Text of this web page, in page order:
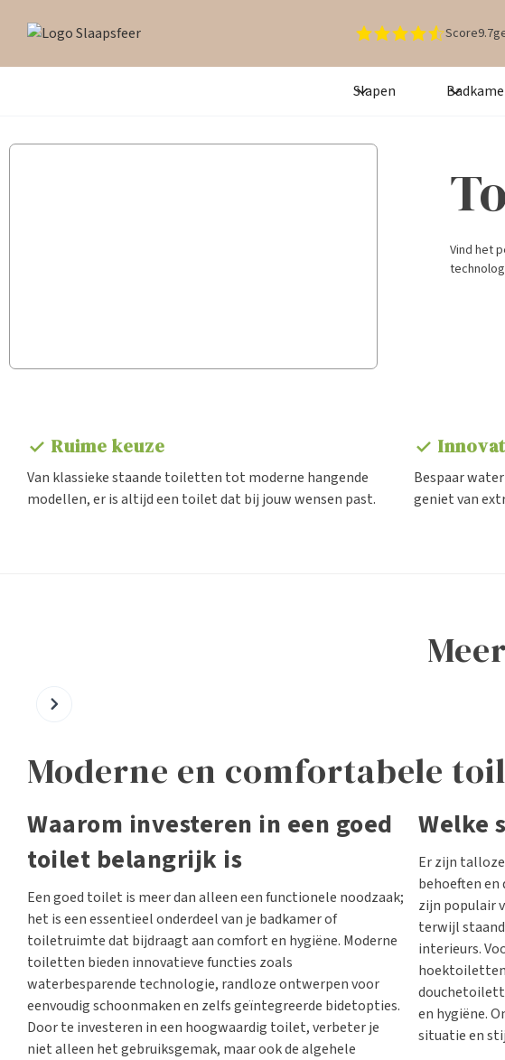
Score9.7
Slapen
Vind het
check Ruime keuze
Van klassieke staande toiletten tot moderne hangende
modellen, er is altijd een toilet dat bij jouw wensen past.
check
Bespaar
geniet van
Bidet toiletten
Moderne en comfortabele
Waarom investeren in een goed
toilet belangrijk is
Een goed toilet is meer dan alleen een functionele noodzaak;
het is een essentieel onderdeel van je badkamer of
toiletruimte dat bijdraagt aan comfort en hygiëne. Moderne
toiletten bieden innovatieve functies zoals
waterbesparende technologie, randloze ontwerpen voor
eenvoudig schoonmaken en zelfs geïntegreerde bidetopties.
Door te investeren in een hoogwaardig toilet, verbeter je
niet alleen het gebruiksgemak, maar ook de algehele
Welke
Er zijn
behoeften
zijn populair
terwijl
interieurs.
hoektoiletten
en hygiëne.
situatie en